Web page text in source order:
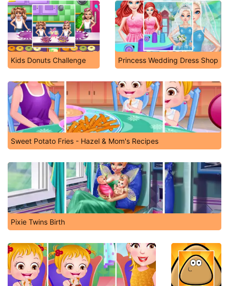
Kids Donuts Challenge Princess Wedding Dress Shop
Sweet Potato Fries - Hazel & Mom's Recipes
Pixie Twins Birth